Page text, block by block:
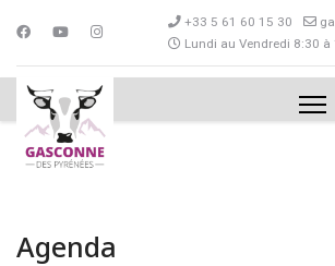
+33 5 61 60 15 30
Lundi au Vendredi 8:30
Agenda